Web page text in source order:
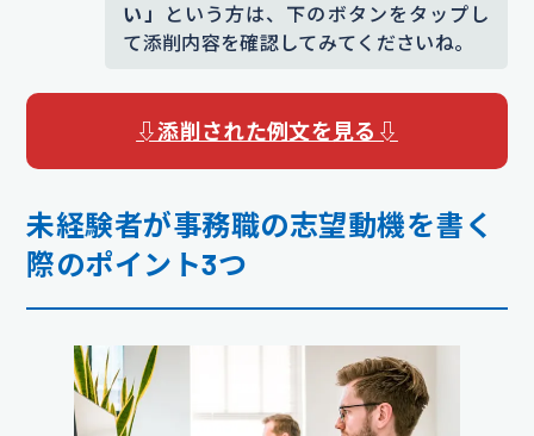
い」
という方は、下のボタンをタップし
て添削内容を確認してみてくださいね。
⇩添削された例文を見る⇩
未経験者が事務職の志望動機を書く
際のポイント3つ